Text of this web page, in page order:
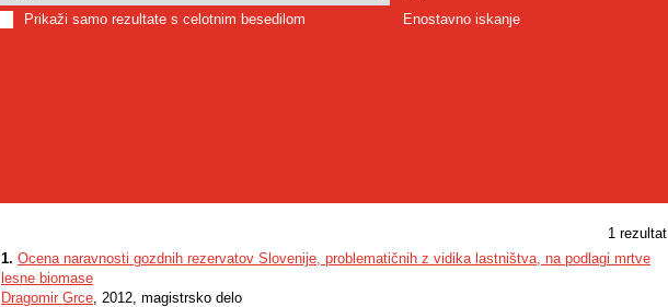
Prikaži samo rezultate s celotnim besedilom
Enostavno iskanje
1 rezultat
1. Ocena naravnosti gozdnih rezervatov Slovenije, problematičnih z vidika lastništva, na podlagi mrtve
lesne biomase
Dragomir Grce, 2012, magistrsko delo